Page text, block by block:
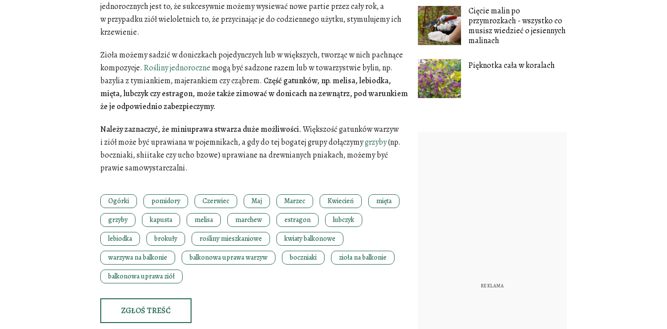
jednorocznych jest to, że sukcesywnie możemy wysiewać nowe partie przez cały rok, a
w przypadku ziół wieloletnich to, że przycinając je do codziennego użytku, stymulujemy ich
krzewienie.
Zioła możemy sadzić w doniczkach pojedynczych lub w większych, tworząc w nich pachnące
kompozycje. Rośliny jednorocznemogą być sadzone razem lub w towarzystwie bylin, np.
bazylia z tymiankiem, majerankiem czy cząbrem. Część gatunków, np. melisa, lebiodka,
mięta, lubczyk czy estragon, może także zimować w donicach na zewnątrz, pod warunkiem
że je odpowiednio zabezpieczymy.
Należy zaznaczyć, że miniuprawa stwarza duże możliwości.Większość gatunków warzyw
i ziół może być uprawiana w pojemnikach, a gdy do tej bogatej grupy dołączymygrzyby(np.
boczniaki, shiitake czy ucho bzowe) uprawiane na drewnianych pniakach, możemy być
prawie samowystarczalni.
Ogórki pomidory Czerwiec Maj Marzec Kwiecień
mięta
grzyby
kapusta melisa marchew estragon
lubczyk
lebiodka
brokuły rośliny mieszkaniowe
kwiaty balkonowe
warzywa na balkonie
balkonowa uprawa warzyw boczniaki
zioła na balkonie
balkonowa uprawa ziół
ZGŁOŚ TREŚĆ
Cięcie malin po
przymrozkach - wszystko co
musisz wiedzieć o jesiennych
malinach
Pięknotka cała w koralach